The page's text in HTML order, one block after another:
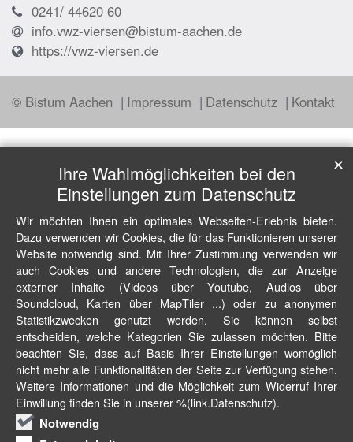
0241/ 44620 60
info.vwz-viersen@bistum-aachen.de
https://vwz-viersen.de
© Bistum Aachen Impressum Datenschutz Kontakt
Ihre Wahlmöglichkeiten bei den
Einstellungen zum Datenschutz
Wir möchten Ihnen ein optimales Webseiten-Erlebnis bieten.
Dazu verwenden wir Cookies, die für das Funktionieren unserer
Website notwendig sind. Mit Ihrer Zustimmung verwenden wir
auch Cookies und andere Technologien, die zur Anzeige
externer Inhalte (Videos über Youtube, Audios über
Soundcloud, Karten über MapTiler ...) oder zu anonymen
Statistikzwecken genutzt werden. Sie können selbst
entscheiden, welche Kategorien Sie zulassen möchten. Bitte
beachten Sie, dass auf Basis Ihrer Einstellungen womöglich
nicht mehr alle Funktionalitäten der Seite zur Verfügung stehen.
Weitere Informationen und die Möglichkeit zum Widerruf Ihrer
Einwillung finden Sie in unserer %(link.Datenschutz).
Notwendig
✕